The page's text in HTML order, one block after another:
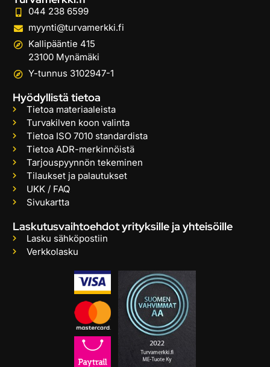
044 238 6599
myynti@turvamerkki.fi
Kallipääntie 415
23100 Mynämäki
Y-tunnus 3102947-1
Hyödyllistä tietoa
Tietoa materiaaleista
Turvakilven koon valinta
Tietoa ISO 7010 standardista
Tietoa ADR-merkinnöistä
Tarjouspyynnön tekeminen
Tilaukset ja palautukset
UKK / FAQ
Sivukartta
Laskutusvaihtoehdot yrityksille ja yhteisöille
Lasku sähköpostiin
Verkkolasku